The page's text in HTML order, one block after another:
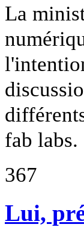
La
fab labs.
367
Lui,